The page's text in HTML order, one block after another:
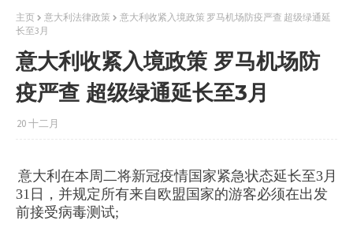
主页 意大利法律政策
意大利收紧入境政策 罗马机场防疫严查 超级绿通延
长至3月
意大利收紧入境政策 罗马机场防
疫严查 超级绿通延长至3月
20 十二月
意大利在本周二将新冠疫情国家紧急状态延长至3月
31日，并规定所有来自欧盟国家的游客必须在出发
前接受病毒测试;